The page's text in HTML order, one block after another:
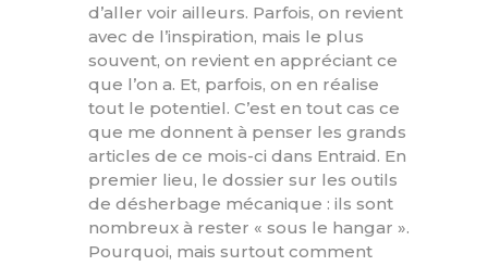
d’aller voir ailleurs. Parfois, on revient
avec de l’inspiration, mais le plus
souvent, on revient en appréciant ce
que l’on a. Et, parfois, on en réalise
tout le potentiel. C’est en tout cas ce
que me donnent à penser les grands
articles de ce mois-ci dans Entraid. En
premier lieu, le dossier sur les outils
de désherbage mécanique : ils sont
nombreux à rester « sous le hangar ».
Pourquoi, mais surtout comment